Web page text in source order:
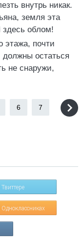
внутрь никак.
земля эта
здесь облом!
этажа, почти
остаться
не снаружи,
6 7
Твиттере
Одноклассниках